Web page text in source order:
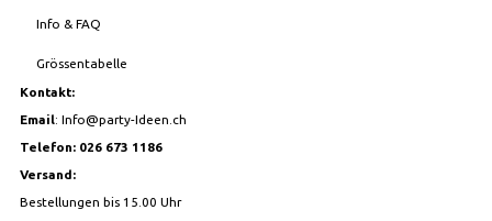
Info & FAQ
Grössentabelle
Kontakt:
Email: Info@party-Ideen.ch
Telefon: 026 673 1186
Versand:
Bestellungen bis 15.00 Uhr